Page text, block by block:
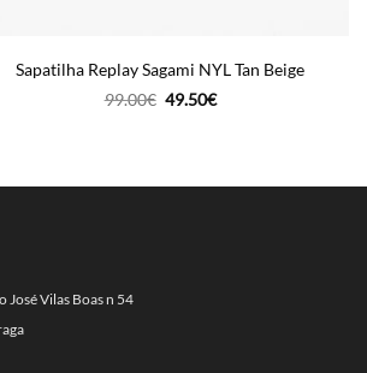
Sapatilha Replay Sagami NYL Tan Beige
99.00€ O
49.50€O
José Vilas Boas n 54